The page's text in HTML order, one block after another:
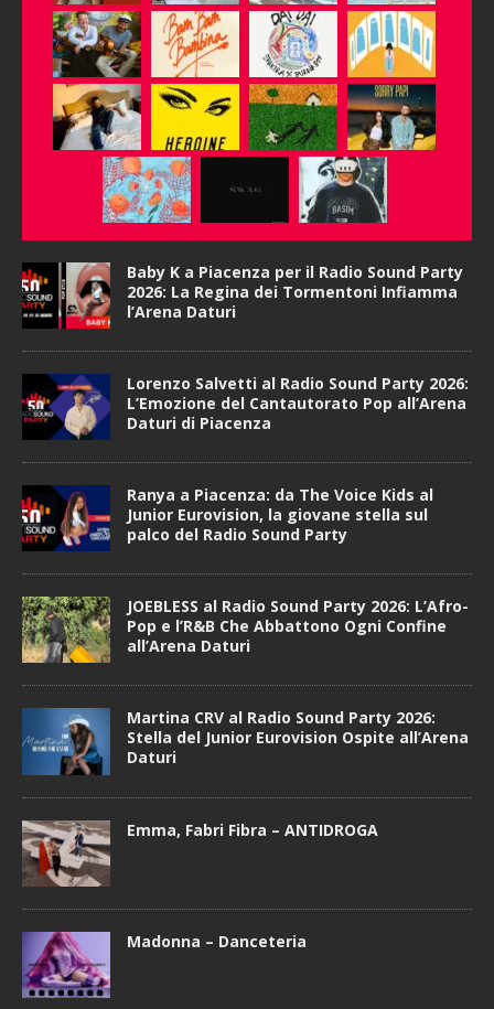
Baby K a Piacenza per il Radio Sound Party
2026: La Regina dei Tormentoni Infiamma
l’Arena Daturi
Lorenzo Salvetti al Radio Sound Party 2026:
L’Emozione del Cantautorato Pop all’Arena
Daturi di Piacenza
Ranya a Piacenza: da The Voice Kids al
Junior Eurovision, la giovane stella sul
palco del Radio Sound Party
JOEBLESS al Radio Sound Party 2026: L’Afro-
Pop e l’R&B Che Abbattono Ogni Confine
all’Arena Daturi
Martina CRV al Radio Sound Party 2026:
Stella del Junior Eurovision Ospite all’Arena
Daturi
Emma, Fabri Fibra – ANTIDROGA
Madonna – Danceteria